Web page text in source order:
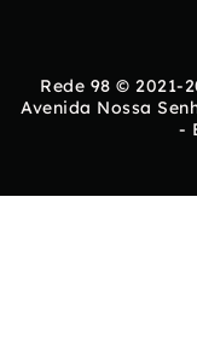
Rede 98 © 2021-
Avenida Nossa
-